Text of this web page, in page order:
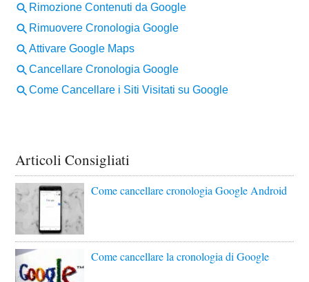
Articoli Consigliati
Come cancellare cronologia Google Android
Come cancellare la cronologia di Google